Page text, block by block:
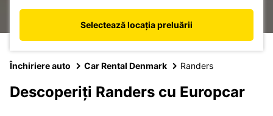
Selectează locația preluării
Închiriere auto Car Rental Denmark Randers
Descoperiți Randers cu Europcar